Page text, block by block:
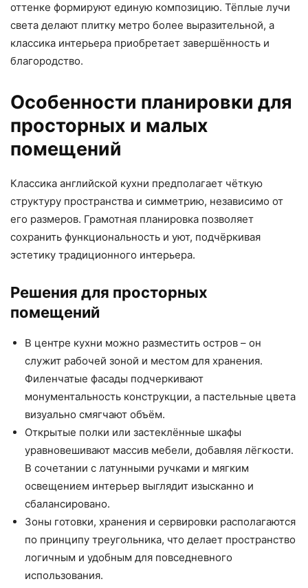
оттенке формируют единую композицию. Тёплые лучи
света делают плитку метро более выразительной, а
классика интерьера приобретает завершённость и
благородство.
Особенности планировки для
просторных и малых
помещений
Классика английской кухни предполагает чёткую
структуру пространства и симметрию, независимо от
его размеров. Грамотная планировка позволяет
сохранить функциональность и уют, подчёркивая
эстетику традиционного интерьера.
Решения для просторных
помещений
В центре кухни можно разместить остров – он
служит рабочей зоной и местом для хранения.
Филенчатые фасады подчеркивают
монументальность конструкции, а пастельные цвета
визуально смягчают объём.
Открытые полки или застеклённые шкафы
уравновешивают массив мебели, добавляя лёгкости.
В сочетании с латунными ручками и мягким
освещением интерьер выглядит изысканно и
сбалансировано.
Зоны готовки, хранения и сервировки располагаются
по принципу треугольника, что делает пространство
логичным и удобным для повседневного
использования.